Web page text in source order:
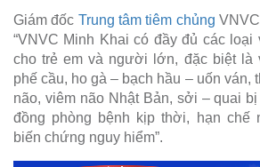
Giám đốc Trung tâm tiêm chủng
“VNVC Minh Khai có đầy đủ các loại
cho trẻ em và người lớn, đặc biệt là
phế cầu, ho gà – bạch hầu – uốn ván,
não, viêm não Nhật Bản, sởi – quai
đồng phòng bệnh kịp thời, hạn chế
biến chứng nguy hiểm”.